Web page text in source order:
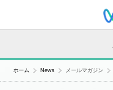
ホーム News メールマガジン